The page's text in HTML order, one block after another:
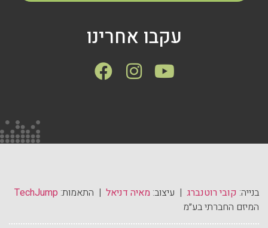
עקבו אחרינו
בנייה: קובי רוטנברג | עיצוב: מאיה דניאל | התאמות: TechJump
המיזם החברתי בע״מ